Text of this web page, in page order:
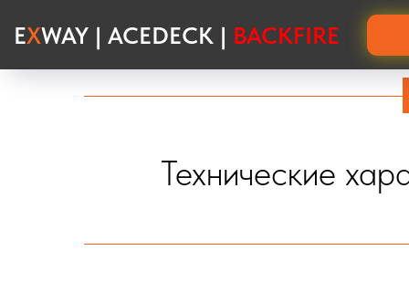
EXWAY | ACEDECK | BACKFIRE
Параметры серии Zealot. Изучите данные о
Технические